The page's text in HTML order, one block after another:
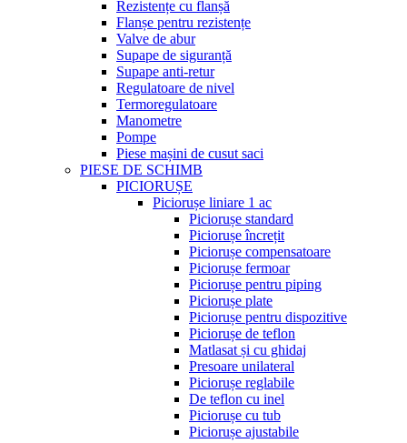
Rezistențe cu flanșă
Flanșe pentru rezistențe
Valve de abur
Supape de siguranță
Supape anti-retur
Regulatoare de nivel
Termoregulatoare
Manometre
Pompe
Piese mașini de cusut saci
PIESE DE SCHIMB
PICIORUȘE
Piciorușe liniare 1 ac
Piciorușe standard
Piciorușe încrețit
Piciorușe compensatoare
Piciorușe fermoar
Piciorușe pentru piping
Piciorușe plate
Piciorușe pentru dispozitive
Piciorușe de teflon
Matlasat și cu ghidaj
Presoare unilateral
Piciorușe reglabile
De teflon cu inel
Piciorușe cu tub
Piciorușe ajustabile